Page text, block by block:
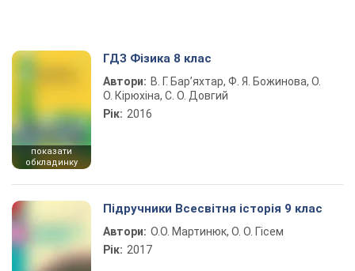
показати
обкладинку
ГДЗ Фізика 8 клас
Автори: В. Г. Бар’яхтар, Ф. Я. Божинова, О.
О. Кірюхіна, С. О. Довгий
Рік: 2016
Підручники Всесвітня історія 9 клас
Автори: О.О. Мартинюк, О. О. Гісем
Рік: 2017